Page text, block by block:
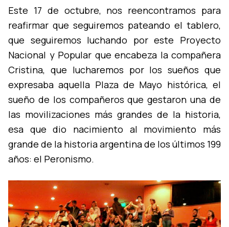
Este 17 de octubre, nos reencontramos para
reafirmar que seguiremos pateando el tablero,
que seguiremos luchando por este Proyecto
Nacional y Popular que encabeza la compañera
Cristina, que lucharemos por los sueños que
expresaba aquella Plaza de Mayo histórica, el
sueño de los compañeros que gestaron una de
las movilizaciones más grandes de la historia,
esa que dio nacimiento al movimiento más
grande de la historia argentina de los últimos 199
años: el Peronismo.